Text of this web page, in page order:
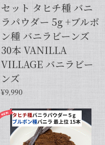
セット タヒチ種 バニ
ラパウダー 5g +ブルボ
ン種 バニラビーンズ
30本 VANILLA
VILLAGE バニラビー
ンズ
¥9,990